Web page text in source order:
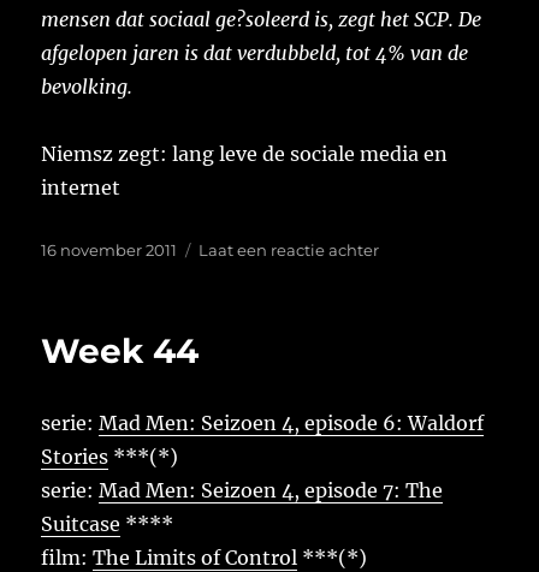
mensen dat sociaal ge?soleerd is, zegt het SCP. De
afgelopen jaren is dat verdubbeld, tot 4% van de
bevolking.
Niemsz zegt: lang leve de sociale media en
internet
Geplaatst
16 november 2011 Laat een reactie achterop
Week 44
serie:Mad Men: Seizoen 4, episode 6: Waldorf
Stories ***(*)
serie:Mad Men: Seizoen 4, episode 7: The
Suitcase ****
film:The Limits of Control ***(*)